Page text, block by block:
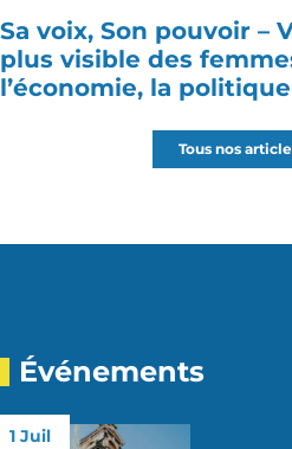
Sa voix, Son pouvoir –
plus visible des
l’économie, la
Tous nos
Événements
1 Juil